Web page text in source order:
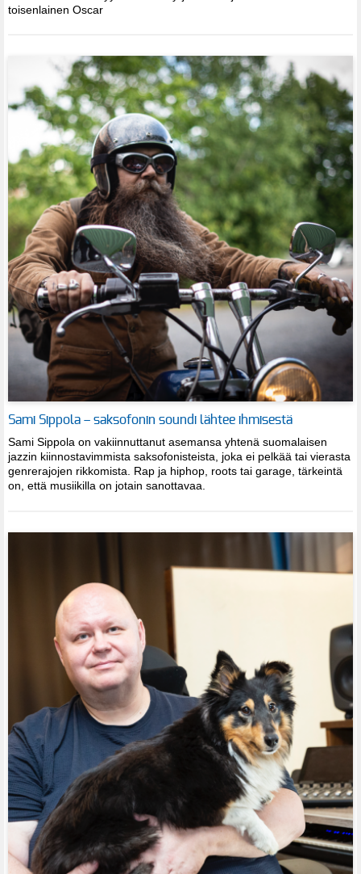
toisenlainen Oscar
Sami Sippola – saksofonin soundi lähtee ihmisestä
Sami Sippola on vakiinnuttanut asemansa yhtenä suomalaisen
jazzin kiinnostavimmista saksofonisteista, joka ei pelkää tai vierasta
genrerajojen rikkomista. Rap ja hiphop, roots tai garage, tärkeintä
on, että musiikilla on jotain sanottavaa.